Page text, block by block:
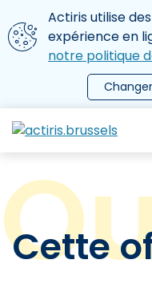
Aller au contenu principal
Nous utilisons des
Actiris utilise
expérience en
notre politique
le menu
Cette